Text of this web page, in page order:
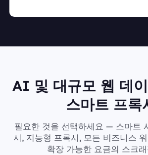
AI 및 대규모 웹 데
스마트 프록
필요한 것을 선택하세요 — 스마트
시, 지능형 프록시, 모든 비즈니스
확장 가능한 요금의 스크